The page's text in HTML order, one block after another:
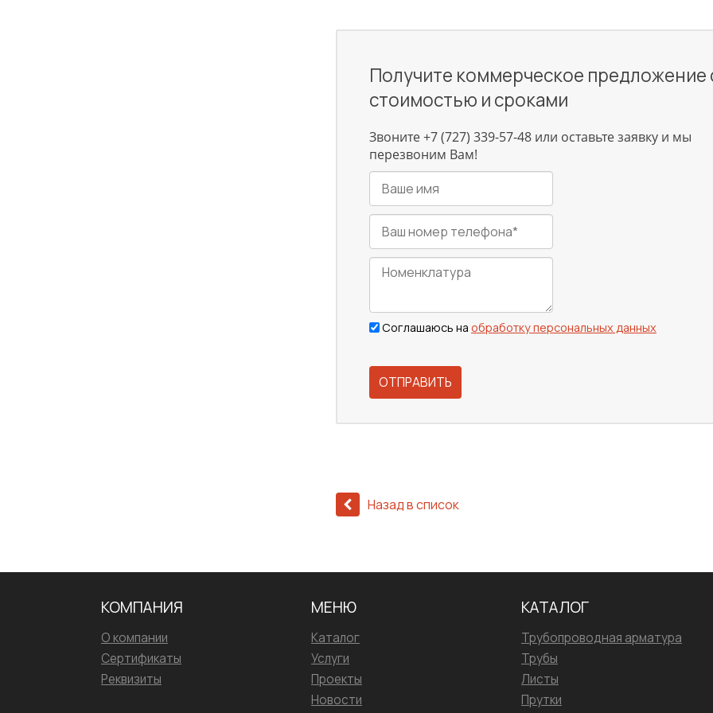
Получите коммерческое предложение
стоимостью и сроками
Звоните +7 (727) 339-57-48 или оставьте заявку и мы
перезвоним Вам!
Соглашаюсь на обработку персональных данных
ОТПРАВИТЬ
Назад в список
КОМПАНИЯ
О компании
Сертификаты
Реквизиты
МЕНЮ
Каталог
Услуги
Проекты
Новости
КАТАЛОГ
Трубопроводная арматура
Трубы
Листы
Прутки